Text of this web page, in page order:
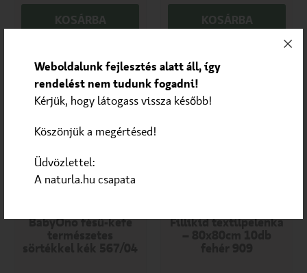
KOSÁRBA KOSÁRBA
BabyOno fésű-kefe
Fillikid textilpelenka
Weboldalunk fejlesztés alatt áll, így
rendelést nem tudunk fogadni!
Kérjük, hogy látogass vissza később!
Köszönjük a megértésed!
Üdvözlettel:
A naturla.hu csapata